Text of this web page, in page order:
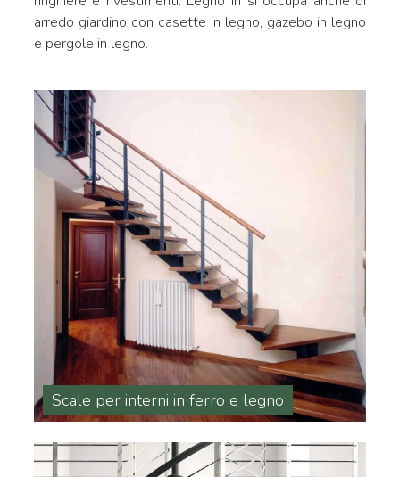
arredo giardino con casette in legno, gazebo in legno
e pergole in legno.
Scale per interni in ferro e legno